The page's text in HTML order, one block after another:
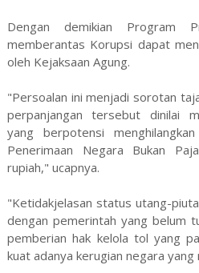
Dengan demikian Program
memberantas Korupsi dapat
oleh Kejaksaan Agung.
"Persoalan ini menjadi sorotan
perpanjangan tersebut dinilai
yang berpotensi
Penerimaan Negara Bukan
rupiah," ucapnya.
"Ketidakjelasan status utang-
dengan pemerintah yang belum
pemberian hak kelola tol yang
kuat adanya kerugian negara